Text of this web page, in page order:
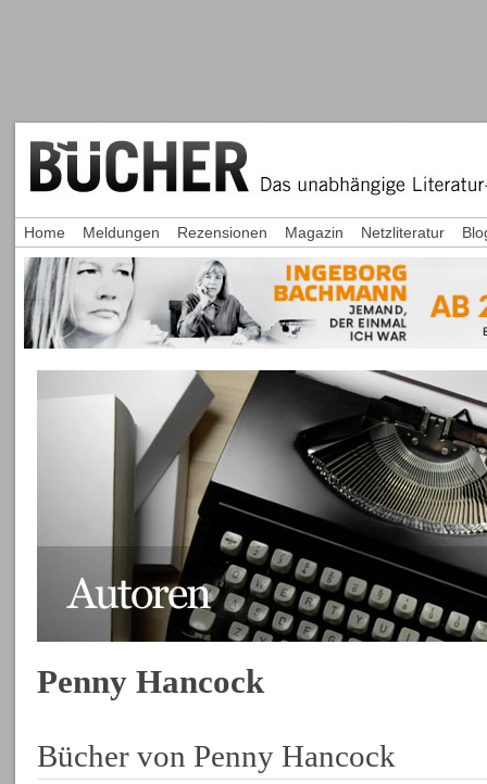
Penny Hancock
Bücher von Penny Hancock
Home Meldungen Rezensionen Magazin Netzliteratur